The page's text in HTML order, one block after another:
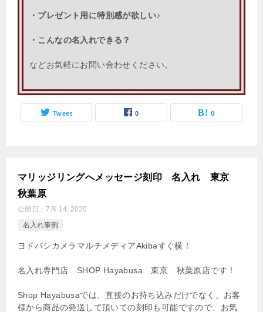
・プレゼント用に特別感が欲しい♪
・こんなの名入れできる？
などお気軽にお問い合わせください。
Tweet 0 0
マリッジリングへメッセージ刻印 名入れ 東京
秋葉原
公開日： 7月 14, 2020
名入れ事例
ヨドバシカメラマルチメディアAkibaすぐ横！
名入れ専門店 SHOP Hayabusa 東京 秋葉原店です！
Shop Hayabusaでは、直接のお持ち込みだけでなく、お客
様から商品の発送して頂いての刻印も可能ですので、お気